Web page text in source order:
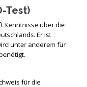
Test)
Kenntnisse über die
Er ist
unter anderem für
für die